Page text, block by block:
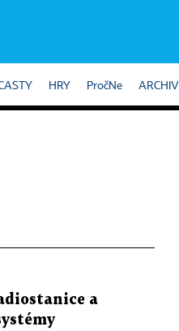
HRY PročNe ARCHIV
a